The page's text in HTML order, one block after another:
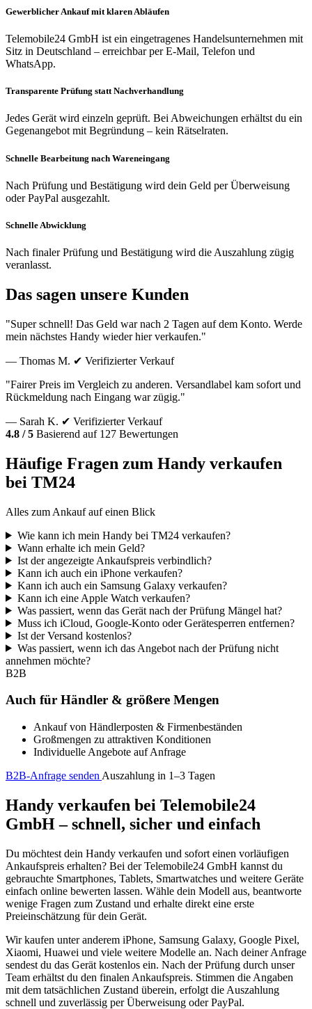
Gewerblicher Ankauf mit klaren Abläufen
Telemobile24 GmbH ist ein eingetragenes Handelsunternehmen mit
Sitz in Deutschland – erreichbar per E-Mail, Telefon und
WhatsApp.
Transparente Prüfung statt Nachverhandlung
Jedes Gerät wird einzeln geprüft. Bei Abweichungen erhältst du ein
Gegenangebot mit Begründung – kein Rätselraten.
Schnelle Bearbeitung nach Wareneingang
Nach Prüfung und Bestätigung wird dein Geld per Überweisung
oder PayPal ausgezahlt.
Schnelle Abwicklung
Nach finaler Prüfung und Bestätigung wird die Auszahlung zügig
veranlasst.
Das sagen unsere Kunden
"Super schnell! Das Geld war nach 2 Tagen auf dem Konto. Werde
mein nächstes Handy wieder hier verkaufen."
— Thomas M. ✔ Verifizierter Verkauf
"Fairer Preis im Vergleich zu anderen. Versandlabel kam sofort und
Rückmeldung nach Eingang war zügig."
— Sarah K. ✔ Verifizierter Verkauf
4.8 / 5 Basierend auf 127 Bewertungen
Häufige Fragen zum Handy verkaufen
bei TM24
Alles zum Ankauf auf einen Blick
Wie kann ich mein Handy bei TM24 verkaufen?
Wann erhalte ich mein Geld?
Ist der angezeigte Ankaufspreis verbindlich?
Kann ich auch ein iPhone verkaufen?
Kann ich auch ein Samsung Galaxy verkaufen?
Kann ich eine Apple Watch verkaufen?
Was passiert, wenn das Gerät nach der Prüfung Mängel hat?
Muss ich iCloud, Google-Konto oder Gerätesperren entfernen?
Ist der Versand kostenlos?
Was passiert, wenn ich das Angebot nach der Prüfung nicht
annehmen möchte?
B2B
Auch für Händler & größere Mengen
Ankauf von Händlerposten & Firmenbeständen
Großmengen zu attraktiven Konditionen
Individuelle Angebote auf Anfrage
B2B-Anfrage senden Auszahlung in 1–3 Tagen
Handy verkaufen bei Telemobile24
GmbH – schnell, sicher und einfach
Du möchtest dein Handy verkaufen und sofort einen vorläufigen
Ankaufspreis erhalten? Bei der Telemobile24 GmbH kannst du
gebrauchte Smartphones, Tablets, Smartwatches und weitere Geräte
einfach online bewerten lassen. Wähle dein Modell aus, beantworte
wenige Fragen zum Zustand und erhalte direkt eine erste
Preieinschätzung für dein Gerät.
Wir kaufen unter anderem iPhone, Samsung Galaxy, Google Pixel,
Xiaomi, Huawei und viele weitere Modelle an. Nach deiner Anfrage
sendest du das Gerät kostenlos ein. Nach der Prüfung durch unser
Team erhältst du den finalen Ankaufspreis. Stimmen die Angaben
mit dem tatsächlichen Zustand überein, erfolgt die Auszahlung
schnell und zuverlässig per Überweisung oder PayPal.